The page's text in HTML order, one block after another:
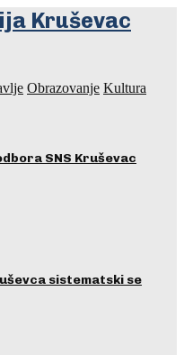
Obrazovanje Kultura
SNS Kruševac
sistematski se